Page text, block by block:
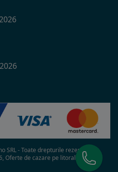
SRL - Toate drepturile rezervate
Oferte de cazare pe litoral in 2026